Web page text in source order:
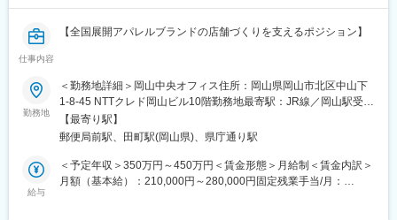
変更の範囲：会社の定める業務
■当社について
いる社員ばかりなので、休憩時間も和気藹々としています。案件
す。お互いに協力し、フォローし合いながら業務を進める社風で
す。
仕事内容
【全国展開アパレルブランドの店舗づくりを支えるポジション】
ドの店舗づくりに携わっていただきます。
CADを使用した図面作成を中心に、見積取得や発注業務、取引先
との調整など、店舗開発に関わる業務をご担当いただきます。
設計経験やCADスキルを活かしながら店舗づくりを支えるポジシ
ョンです。
■業務概要
自社アパレル店舗の新規出店・改装・修繕に伴う設計および各種
勤務地
＜勤務地詳細＞岡山中央オフィス住所：岡山県岡山市北区中山下
1-8-45 NTTクレド岡山ビル10階勤務地最寄駅：JR線／岡山駅受動
喫煙対策：屋内全面禁煙変更の範囲：会社の定める事業所
【最寄り駅】
郵便局前駅、田町駅(岡山県)、県庁通り駅
給与
＜予定年収＞350万円～450万円＜賃金形態＞月給制＜賃金内訳＞
月額（基本給）：210,000円～280,000円固定残業手当/月：